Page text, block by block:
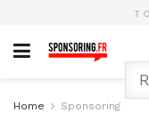
Home Sponsoring